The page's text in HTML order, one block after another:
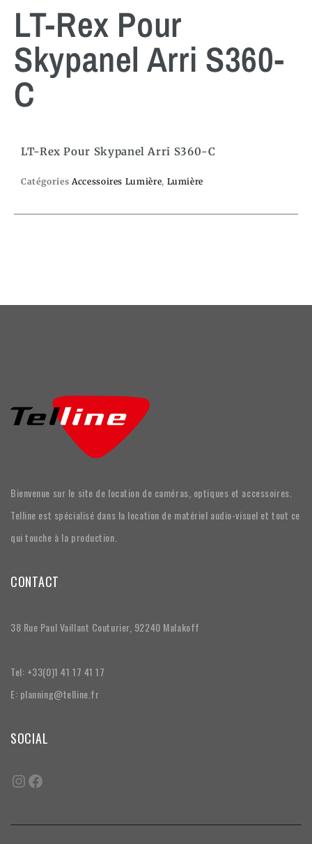
LT-Rex Pour
Skypanel Arri S360-
C
LT-Rex Pour Skypanel Arri S360-C
Catégories Accessoires Lumière, Lumière
Bienvenue sur le site de location de caméras, optiques et accessoires.
Telline est spécialisé dans la location de matériel audio-visuel et tout ce
qui touche à la production.
CONTACT
38 Rue Paul Vaillant Couturier, 92240 Malakoff
Tel: +33(0)1 41 17 41 17
E: planning@telline.fr
SOCIAL